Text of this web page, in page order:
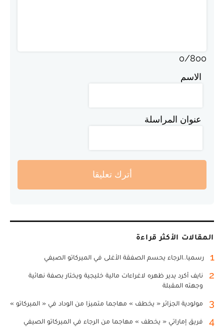
0/800
الاسم
عنوان المراسلة
أترك تعليقا
المقالات الأكثر قراءة
1 رسميا..الرجاء يحسم الصفقة الأغلى في الميركاتو الصيفي
2
نايف أكرد يدير ظهره لاغراءات مالية خليجية ويختار بصفة نهائية
وجهته المقبلة
3 مولودية الجزائر « يخطف » مهاجما متميزا من الوداد في « الميركاتو »
4 فريق إماراتي « يخطف » مهاجما من الرجاء في الميركاتو الصيفي